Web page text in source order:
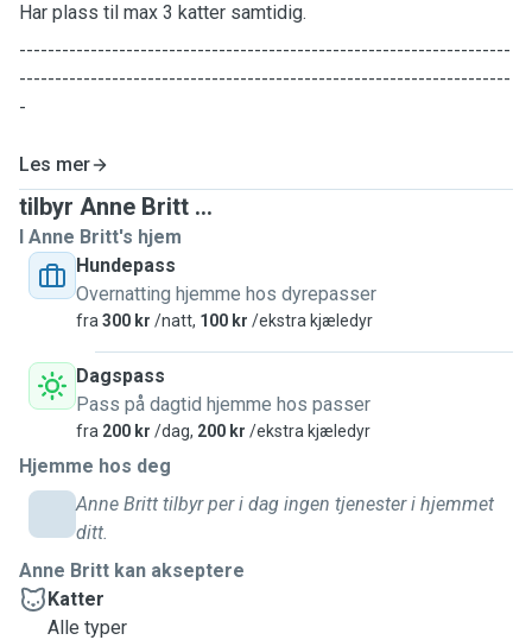
Har plass til max 3 katter samtidig.
---------------------------------------------------------------------
---------------------------------------------------------------------
-
Les mer
tilbyr Anne Britt ...
I Anne Britt's hjem
Hundepass
Overnatting hjemme hos dyrepasser
fra 300 kr /natt, 100 kr /ekstra kjæledyr
Dagspass
Pass på dagtid hjemme hos passer
fra 200 kr /dag, 200 kr /ekstra kjæledyr
Hjemme hos deg
Anne Britt tilbyr per i dag ingen tjenester i hjemmet
ditt.
Anne Britt kan akseptere
Katter
Alle typer